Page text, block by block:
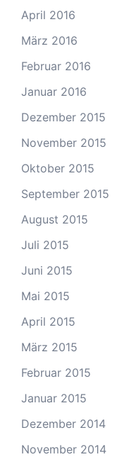
April 2016
März 2016
Februar 2016
Januar 2016
Dezember 2015
November 2015
Oktober 2015
September 2015
August 2015
Juli 2015
Juni 2015
Mai 2015
April 2015
März 2015
Februar 2015
Januar 2015
Dezember 2014
November 2014